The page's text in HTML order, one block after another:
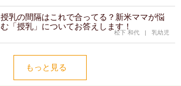
授乳の間隔はこれで合ってる？新米ママが悩
む「授乳」についてお答えします！
松下 和代 | 乳幼児
もっと見る